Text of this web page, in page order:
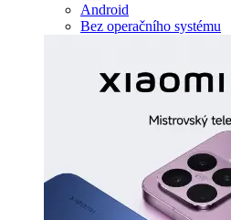
Android
Bez operačního systému